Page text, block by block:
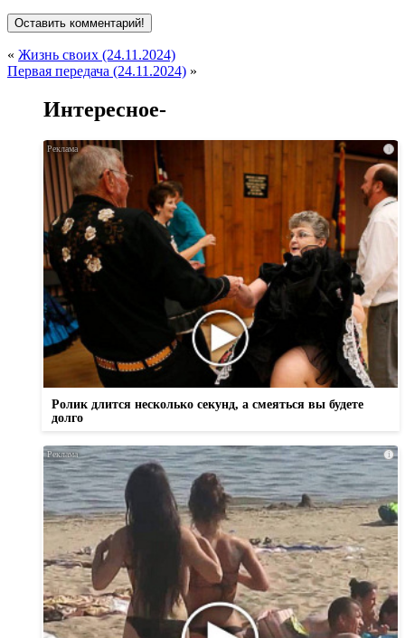
« Жизнь своих (24.11.2024)
Первая передача (24.11.2024) »
Интересное-
i
Ролик длится несколько секунд, а смеяться вы будете
долго
i